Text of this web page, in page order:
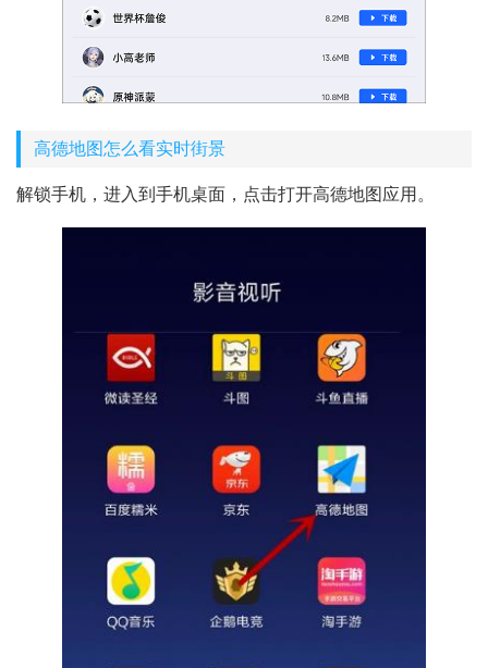
高德地图怎么看实时街景
解锁手机，进入到手机桌面，点击打开高德地图应用。